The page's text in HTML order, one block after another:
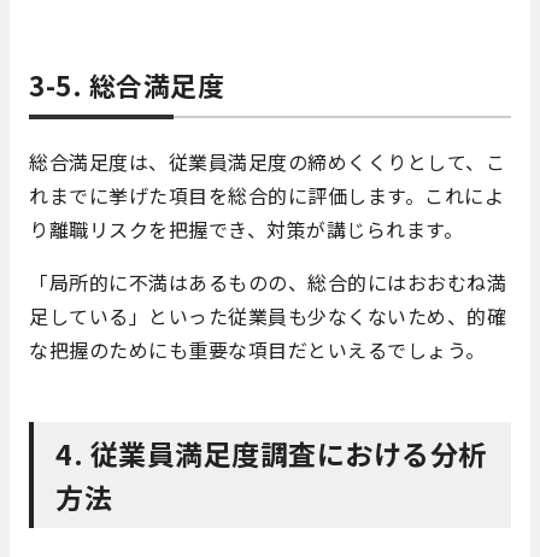
3-5. 総合満足度
総合満足度は、従業員満足度の締めくくりとして、こ
れまでに挙げた項目を総合的に評価します。これによ
り離職リスクを把握でき、対策が講じられます。
「局所的に不満はあるものの、総合的にはおおむね満
足している」といった従業員も少なくないため、的確
な把握のためにも重要な項目だといえるでしょう。
4. 従業員満足度調査における分析
方法